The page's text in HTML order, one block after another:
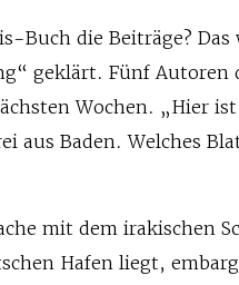
Buch die Beiträge?
geklärt. Fünf Autoren
Wochen. „Hier
aus Baden. Welches
mit dem irakischen
Hafen liegt,